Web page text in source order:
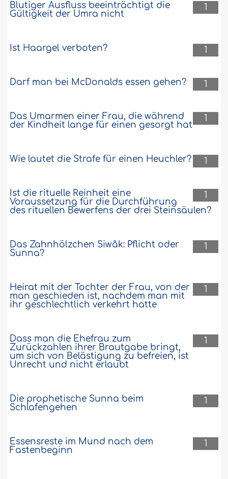
1
Blutiger Ausfluss beeinträchtigt die
Gültigkeit der Umra nicht
1
Ist Haargel verboten?
1
Darf man bei McDonalds essen gehen?
1
Das Umarmen einer Frau, die während
der Kindheit lange für einen gesorgt hat
1
Wie lautet die Strafe für einen Heuchler?
1
Ist die rituelle Reinheit eine
Voraussetzung für die Durchführung
des rituellen Bewerfens der drei Steinsäulen?
1
Das Zahnhölzchen Siwâk: Pflicht oder
Sunna?
1
Heirat mit der Tochter der Frau, von der
man geschieden ist, nachdem man mit
ihr geschlechtlich verkehrt hatte
1
Dass man die Ehefrau zum
Zurückzahlen ihrer Brautgabe bringt,
um sich von Belästigung zu befreien, ist
Unrecht und nicht erlaubt
1
Die prophetische Sunna beim
Schlafengehen
1
Essensreste im Mund nach dem
Fastenbeginn